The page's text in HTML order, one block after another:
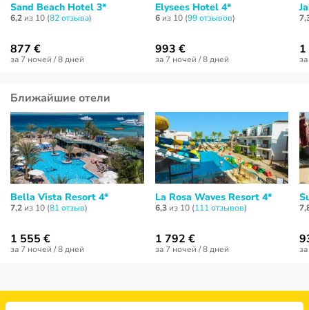
Sand Beach Hotel 3*
6,2 из 10 (82 отзывa)
877 €
за 7 ночей / 8 дней
Elysees Hotel 4*
6из 10 (99 отзывов)
993 €
за 7 ночей / 8 дней
Ближайшие отели
Bella Vista Resort 4*
7,2 из 10 (81 отзыв)
1 555 €
за 7 ночей / 8 дней
La Rosa Waves Resort 4*
6,3из 10 (111 отзывов)
1 792 €
за 7 ночей / 8 дней